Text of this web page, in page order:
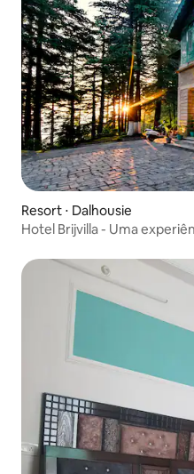
Resort ⋅ Dalhousie
Hotel Brijvilla - Uma